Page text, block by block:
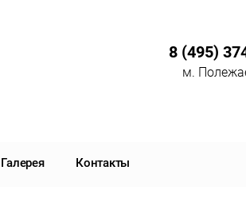
8 (495)
м.
Галерея Контакты